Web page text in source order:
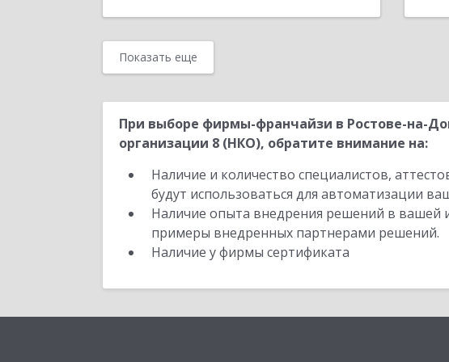
Показать еще
При выборе фирмы-франчайзи в Ростове-на-
организации 8 (НКО), обратите внимание на:
Наличие и количество специалистов,
будут использоваться для автоматизации
Наличие опыта внедрения решений в вашей
примеры внедренных партнерами решений.
Наличие у фирмы сертификата